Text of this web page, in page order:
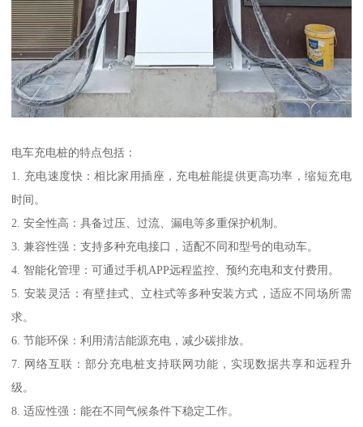
电车充电桩的特点包括：
1. 充电速度快：相比家用插座，充电桩能提供更高功率，缩短充电
时间。
2. 安全性高：具备过压、过流、漏电等多重保护机制。
3. 兼容性强：支持多种充电接口，适配不同和型号的电动车。
4. 智能化管理：可通过手机APP远程监控、预约充电和支付费用。
5. 安装灵活：有壁挂式、立柱式等多种安装方式，适应不同场所需
求。
6. 节能环保：利用清洁能源充电，减少碳排放。
7. 网络互联：部分充电桩支持联网功能，实现数据共享和远程升
级。
8. 适应性强：能在不同气候条件下稳定工作。